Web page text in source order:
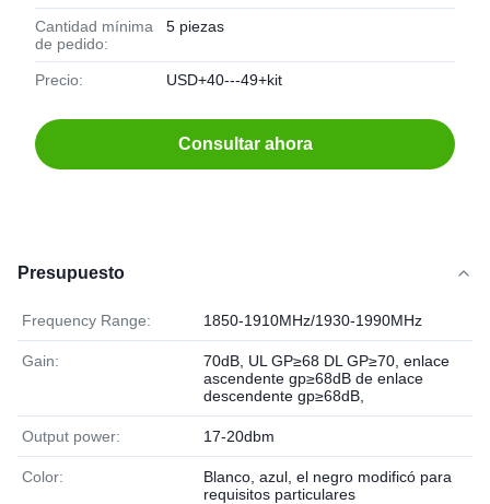
Cantidad mínima
de pedido:
5 piezas
Precio: USD+40---49+kit
Consultar ahora
Presupuesto
Frequency Range: 1850-1910MHz/1930-1990MHz
Gain:
70dB, UL GP≥68 DL GP≥70, enlace
ascendente gp≥68dB de enlace
descendente gp≥68dB,
Output power: 17-20dbm
Color:
Blanco, azul, el negro modificó para
requisitos particulares